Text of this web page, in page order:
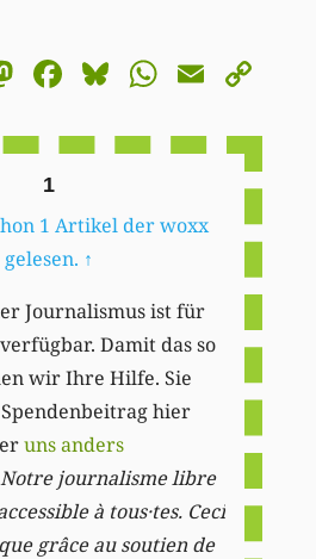
Mastodon
Facebook
BlueskyEmail
1
1 Artikel der woxx
gelesen. ↑
Journalismus ist für
Damit das so
wir Ihre Hilfe. Sie
hier
uns anders
Notre journalisme libre
à tous·tes. Ceci
grâce au soutien de